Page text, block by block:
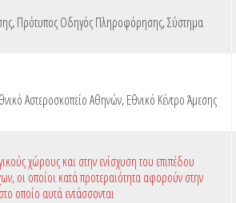
,Πρότυπος Οδηγός Πληροφόρησης,Σύστημα
Αστεροσκοπείο Αθηνών,Εθνικό Κέντρο Άμεσης
χώρους και στην ενίσχυση του επιπέδου
οι οποίοι κατά προτεραιότητα αφορούν στην
οποίο αυτά εντάσσονται